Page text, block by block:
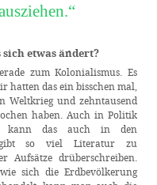
etwas ändert?
zum Kolonialismus. Es
hatten das ein bisschen mal,
Weltkrieg und zehntausend
haben. Auch in Politik
kann das auch in den
gibt so viel Literatur zu
Aufsätze drüberschreiben.
sich die Erdbevölkerung